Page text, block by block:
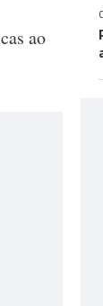
ao